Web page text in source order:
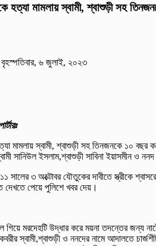
হত্যা মামলায় স্বামী, শ্বাশুড়ী সহ
৬ জুলাই, ২০২৩
মামলায় স্বামী, শ্বাশুড়ী সহ তিনজনকে ১০
সানিউল ইসলাম,শ্বাশুড়ী সাবিনা ইয়াসমীন ও
সালের ৩ অক্টোবর যৌতুকের দাবীতে স্ত্রীকে
দেখতে পেয়ে পুলিশে খবর দেয়।
গিয়ে মরদেহটি উদ্ধার করে ময়না তদন্তের জন্য
স্বামী,শ্বাশুড়ী ও ননদের নামে আদালতে